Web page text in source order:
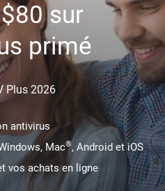
$80sur
primé
Plus 2026
antivirus
Mac®, Android et iOS
vos achats en ligne